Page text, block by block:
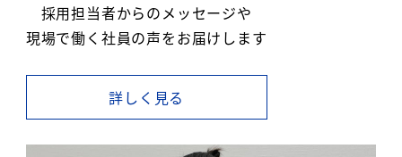
採用担当者からのメッセージや
現場で働く社員の声をお届けします
詳しく見る